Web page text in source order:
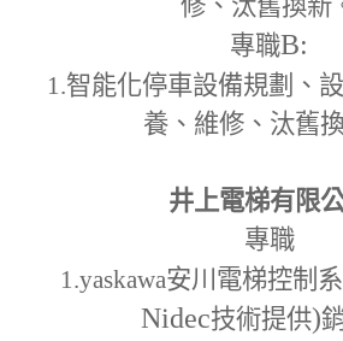
修、汰舊換新
專職B:
1.智能化停車設備規劃、
養、維修、汰舊
井上電梯有限
專職
1.yaskawa安川電梯控制
Nidec技術提供)